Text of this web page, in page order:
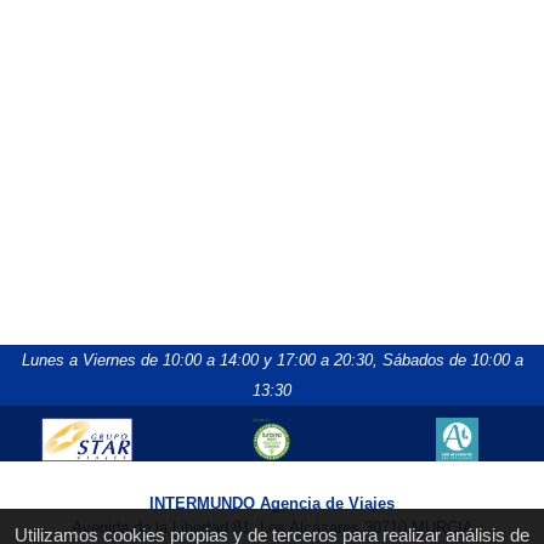
Utilizamos cookies propias y de terceros para realizar análisis de
Lunes a Viernes de 10:00 a 14:00 y 17:00 a 20:30, Sábados de 10:00 a
13:30
INTERMUNDO Agencia de Viajes
Avenida de la Libertad 81, Los Alcázares 30710 MURCIA